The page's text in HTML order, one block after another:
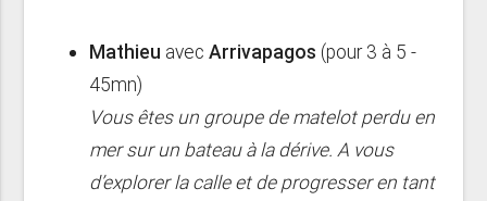
Mathieu avecArrivapagos (pour 3 à 5 -
45mn)
Vous êtes un groupe de matelot perdu en
mer sur un bateau à la dérive. A vous
d’explorer la calle et de progresser en tant